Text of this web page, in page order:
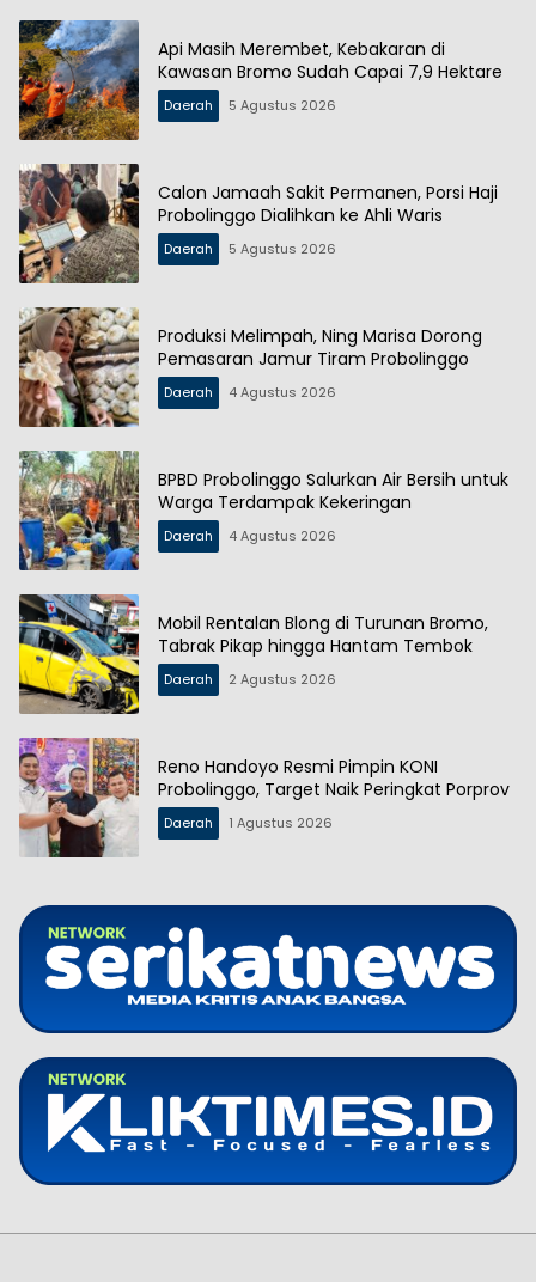
Api Masih Merembet, Kebakaran di
Kawasan Bromo Sudah Capai 7,9 Hektare
Daerah 5 Agustus 2026
Calon Jamaah Sakit Permanen, Porsi Haji
Probolinggo Dialihkan ke Ahli Waris
Daerah 5 Agustus 2026
Produksi Melimpah, Ning Marisa Dorong
Pemasaran Jamur Tiram Probolinggo
Daerah 4 Agustus 2026
BPBD Probolinggo Salurkan Air Bersih untuk
Warga Terdampak Kekeringan
Daerah 4 Agustus 2026
Mobil Rentalan Blong di Turunan Bromo,
Tabrak Pikap hingga Hantam Tembok
Daerah 2 Agustus 2026
Reno Handoyo Resmi Pimpin KONI
Probolinggo, Target Naik Peringkat Porprov
Daerah 1 Agustus 2026